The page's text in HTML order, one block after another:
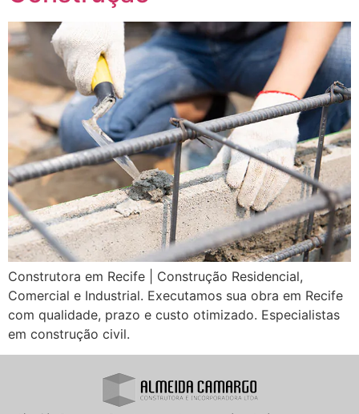
Construtora em Recife | Construção Residencial,
Comercial e Industrial. Executamos sua obra em Recife
com qualidade, prazo e custo otimizado. Especialistas
em construção civil.